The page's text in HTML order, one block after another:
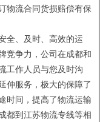
物流合同货损赔偿有保
全、及时、高效的运
竞争力，公司在成都和
工作人员与您及时沟
伸服务，极大的保障了
时间，提高了物流运输
都到江苏物流专线等相